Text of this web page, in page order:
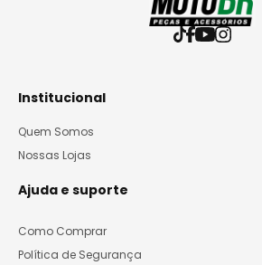
Institucional
Quem Somos
Nossas Lojas
Ajuda e suporte
Como Comprar
Política de Segurança